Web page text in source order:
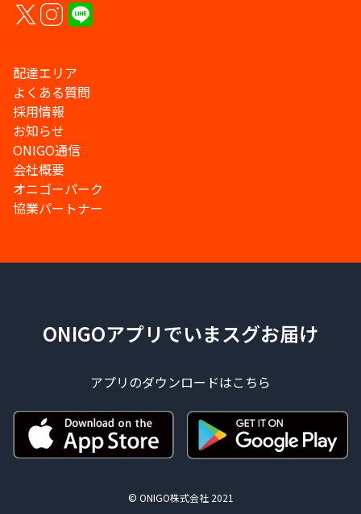
配達エリア
よくある質問
採用情報
お知らせ
ONIGO通信
会社概要
オニゴーパーク
協業パートナー
ONIGOアプリでいまスグお届け
アプリのダウンロードはこちら
© ONIGO株式会社 2021